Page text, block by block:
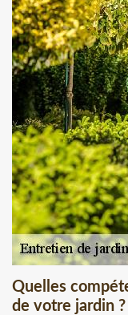
Quelles
de votre jardin